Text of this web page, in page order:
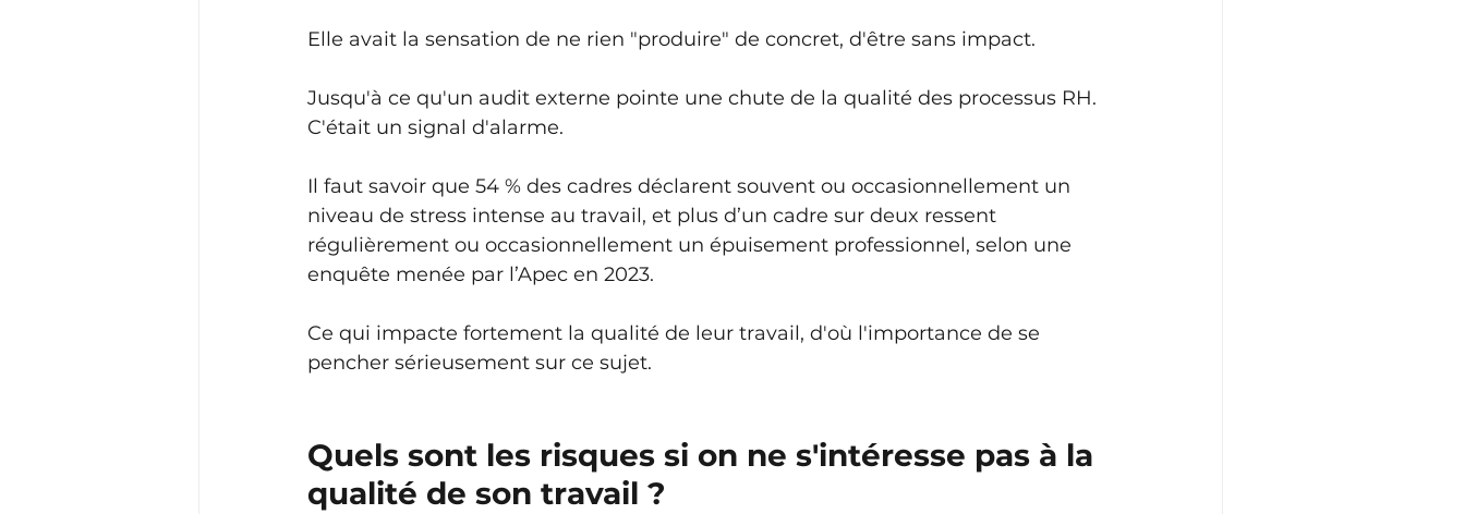
Elle avait la sensation de ne rien "produire" de concret, d'être sans impact.
Jusqu'à ce qu'un audit externe pointe une chute de la qualité des processus RH.
C'était un signal d'alarme.
Il faut savoir que 54 % des cadres déclarent souvent ou occasionnellement un
niveau de stress intense au travail, et plus d’un cadre sur deux ressent
régulièrement ou occasionnellement un épuisement professionnel, selon une
enquête menée par l’Apec en 2023.
Ce qui impacte fortement la qualité de leur travail, d'où l'importance de se
pencher sérieusement sur ce sujet.
Quels sont les risques si on ne s'intéresse pas à la
qualité de son travail ?